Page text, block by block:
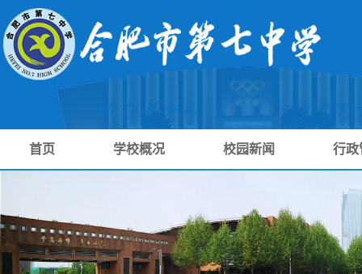
首页 学校概况 校园新闻 行政